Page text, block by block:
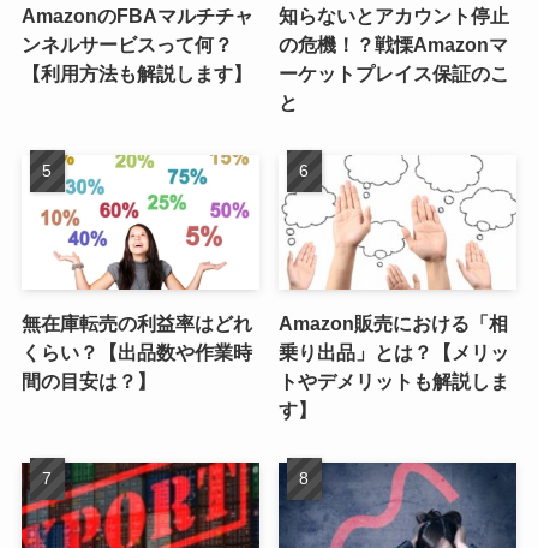
AmazonのFBAマルチチャ
ンネルサービスって何？
【利用方法も解説します】
知らないとアカウント停止
の危機！？戦慄Amazonマ
ーケットプレイス保証のこ
と
無在庫転売の利益率はどれ
くらい？【出品数や作業時
間の目安は？】
Amazon販売における「相
乗り出品」とは？【メリッ
トやデメリットも解説しま
す】